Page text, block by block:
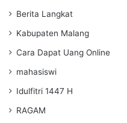
Berita Langkat
Kabupaten Malang
Cara Dapat Uang Online
mahasiswi
Idulfitri 1447 H
RAGAM